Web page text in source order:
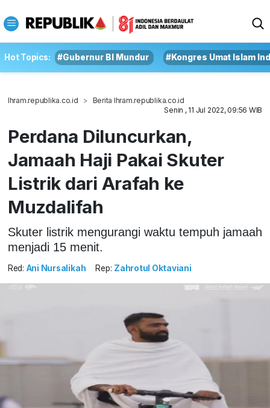
Hot Topics: #Gubernur BI Mundur #Kongres Umat Islam
Ihram.republika.co.id
Berita Ihram.republika.co.id
Senin , 11 Jul 2022, 09:56 WIB
Perdana Diluncurkan,
Jamaah Haji Pakai Skuter
Listrik dari Arafah ke
Muzdalifah
Skuter listrik mengurangi waktu tempuh jamaah
menjadi 15 menit.
Red: Ani Nursalikah Rep: Zahrotul Oktaviani